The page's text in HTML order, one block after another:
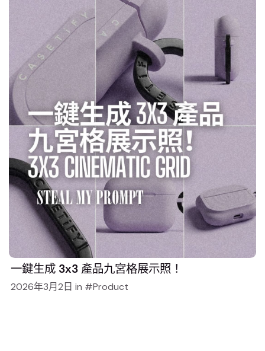
一鍵生成 3x3 產品九宮格展示照！
2026年3月2日 in Product